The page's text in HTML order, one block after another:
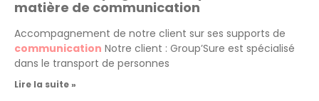
matière de communication
Accompagnement de notre client sur ses supports de
communication Notre client : Group’Sure est spécialisé
dans le transport de personnes
Lire la suite »